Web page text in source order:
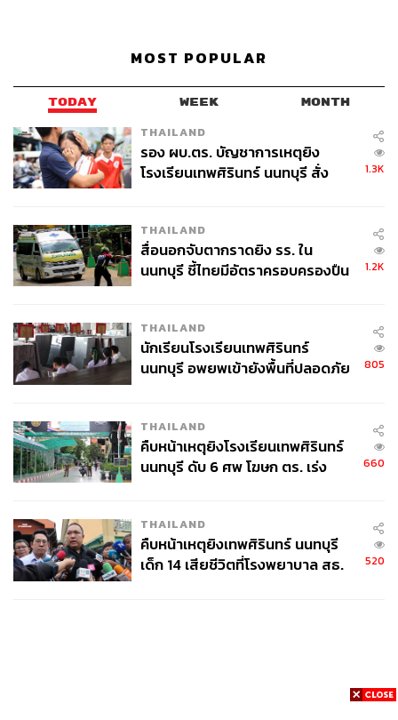
MOST POPULAR
TODAY WEEK MONTH
THAILAND
รอง ผบ.ตร. บัญชาการเหตุยิง
โรงเรียนเทพศิรินทร์ นนทบุรี สั่ง
1.3K
THAILAND
สื่อนอกจับตากราดยิง รร. ใน
นนทบุรี ชี้ไทยมีอัตราครอบครองปืน
1.2K
THAILAND
นักเรียนโรงเรียนเทพศิรินทร์
นนทบุรี อพยพเข้ายังพื้นที่ปลอดภัย
805
THAILAND
คืบหน้าเหตุยิงโรงเรียนเทพศิรินทร์
นนทบุรี ดับ 6 ศพ โฆษก ตร. เร่ง
660
THAILAND
คืบหน้าเหตุยิงเทพศิรินทร์ นนทบุรี
เด็ก 14 เสียชีวิตที่โรงพยาบาล สธ.
520